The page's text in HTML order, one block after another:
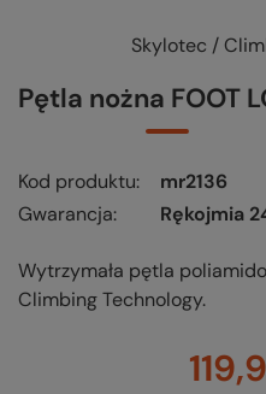
Skylotec /
Pętla nożna FOOT
Kod produktu
mr2136
Gwarancja
Rękojmia
Wytrzymała pętla
Climbing Technology.